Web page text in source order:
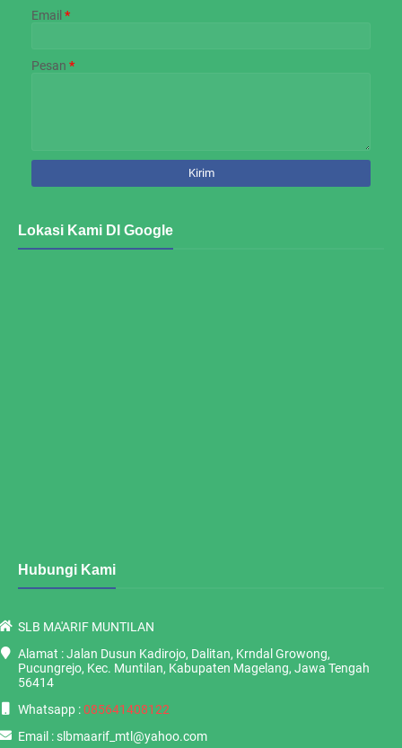
Email *
Pesan *
Lokasi Kami DI Google
Hubungi Kami
SLB MA'ARIF MUNTILAN
Alamat : Jalan Dusun Kadirojo, Dalitan, Krndal Growong,
Pucungrejo, Kec. Muntilan, Kabupaten Magelang, Jawa Tengah
56414
Whatsapp :085641408122
Email : slbmaarif_mtl@yahoo.com